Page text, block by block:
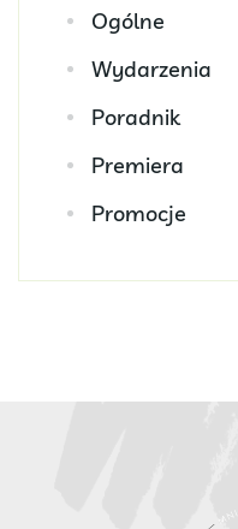
Ogólne
Wydarzenia
Poradnik
Premiera
Promocje